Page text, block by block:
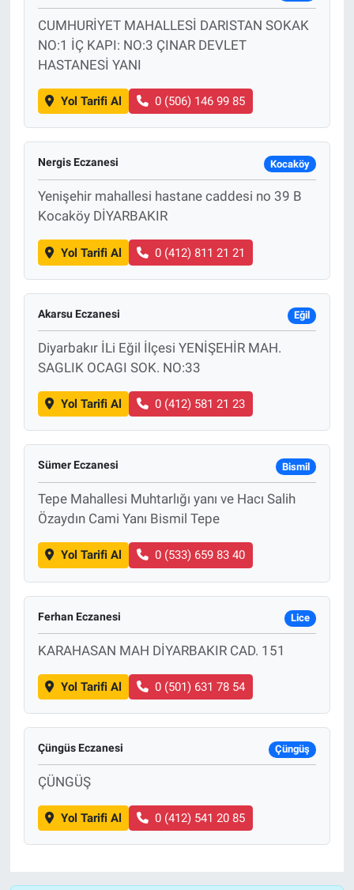
CUMHURİYET MAHALLESİ DARISTAN SOKAK
NO:1 İÇ KAPI: NO:3 ÇINAR DEVLET
HASTANESİ YANI
Yol Tarifi Al 0 (506) 146 99 85
Nergis Eczanesi Kocaköy
Yenişehir mahallesi hastane caddesi no 39 B
Kocaköy DİYARBAKIR
Yol Tarifi Al 0 (412) 811 21 21
Akarsu Eczanesi Eğil
Diyarbakır İLi Eğil İlçesi YENİŞEHİR MAH.
SAGLIK OCAGI SOK. NO:33
Yol Tarifi Al 0 (412) 581 21 23
Sümer Eczanesi Bismil
Tepe Mahallesi Muhtarlığı yanı ve Hacı Salih
Özaydın Cami Yanı Bismil Tepe
Yol Tarifi Al 0 (533) 659 83 40
Ferhan Eczanesi Lice
KARAHASAN MAH DİYARBAKIR CAD. 151
Yol Tarifi Al 0 (501) 631 78 54
Çüngüs Eczanesi Çüngüş
ÇÜNGÜŞ
Yol Tarifi Al 0 (412) 541 20 85